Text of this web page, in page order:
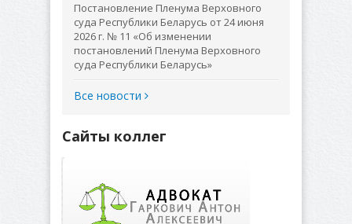
Постановление Пленума Верховного
суда Республики Беларусь от 24 июня
2026 г. № 11 «Об изменении
постановлений Пленума Верховного
суда Республики Беларусь»
Все новости
Сайты коллег